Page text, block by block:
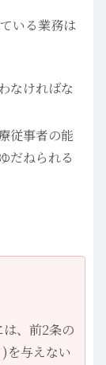
いる業務は
なければな
従事者の能
だねられる
、前2条の
を与えない